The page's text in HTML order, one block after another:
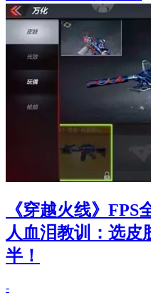
《穿越火线》
人血泪教训：选皮
半！
-